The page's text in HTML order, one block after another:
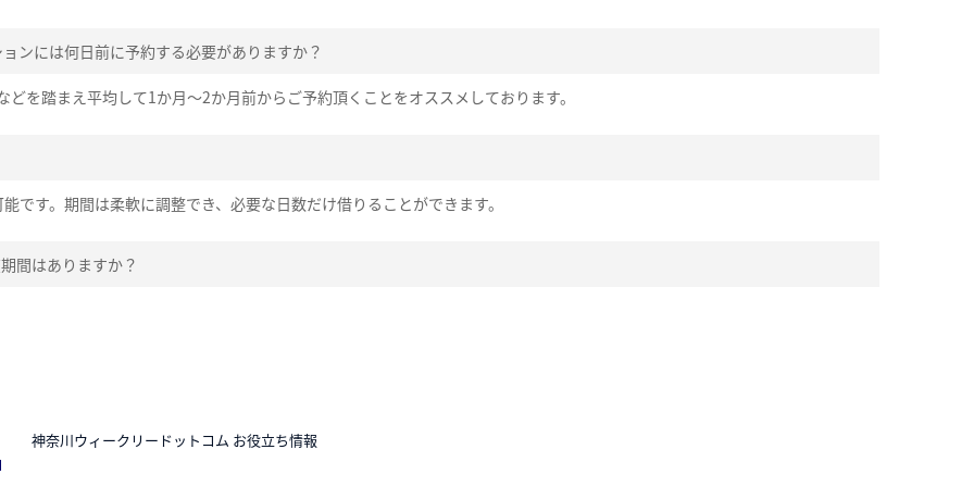
ンには何日前に予約する必要がありますか？
を踏まえ平均して1か月～2か月前からご予約頂くことをオススメしております。
です。期間は柔軟に調整でき、必要な日数だけ借りることができます。
間はありますか？
神奈川ウィークリードットコム お役立ち情報